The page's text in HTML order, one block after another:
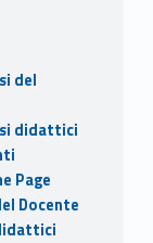
del
didattici
Page
Docente